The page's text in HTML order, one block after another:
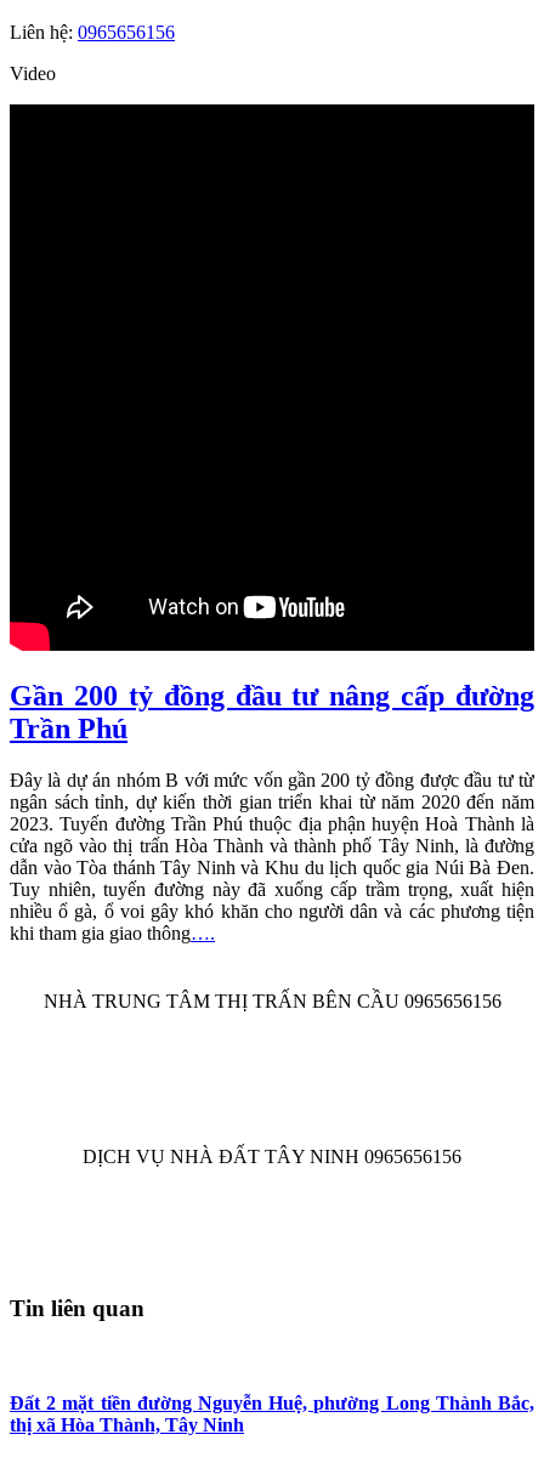
Liên hệ: 0965656156
Video
Gần 200 tỷ đồng đầu tư nâng cấp đường
Trần Phú
Đây là dự án nhóm B với mức vốn gần 200 tỷ đồng được đầu tư từ
ngân sách tỉnh, dự kiến thời gian triển khai từ năm 2020 đến năm
2023. Tuyến đường Trần Phú thuộc địa phận huyện Hoà Thành là
cửa ngõ vào thị trấn Hòa Thành và thành phố Tây Ninh, là đường
dẫn vào Tòa thánh Tây Ninh và Khu du lịch quốc gia Núi Bà Đen.
Tuy nhiên, tuyến đường này đã xuống cấp trầm trọng, xuất hiện
nhiều ổ gà, ổ voi gây khó khăn cho người dân và các phương tiện
khi tham gia giao thông….
NHÀ TRUNG TÂM THỊ TRẤN BÊN CẦU 0965656156
DỊCH VỤ NHÀ ĐẤT TÂY NINH 0965656156
Tin liên quan
Đất 2 mặt tiền đường Nguyễn Huệ, phường Long Thành Bắc,
thị xã Hòa Thành, Tây Ninh